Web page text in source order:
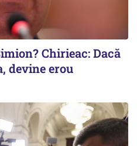
Chirieac: Dacă
devine erou